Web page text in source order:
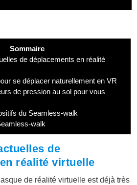
Sommaire
de déplacements en réalité
se déplacer naturellement en VR
de pression au sol pour vous
du Seamless-walk
walk
de
réalité virtuelle
de réalité virtuelle est déjà très